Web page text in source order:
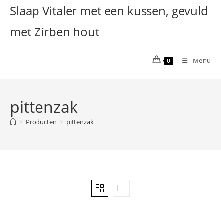
naar
inhoud
Slaap Vitaler met een kussen, gevuld
met Zirben hout
0 Menu
pittenzak
> Producten > pittenzak